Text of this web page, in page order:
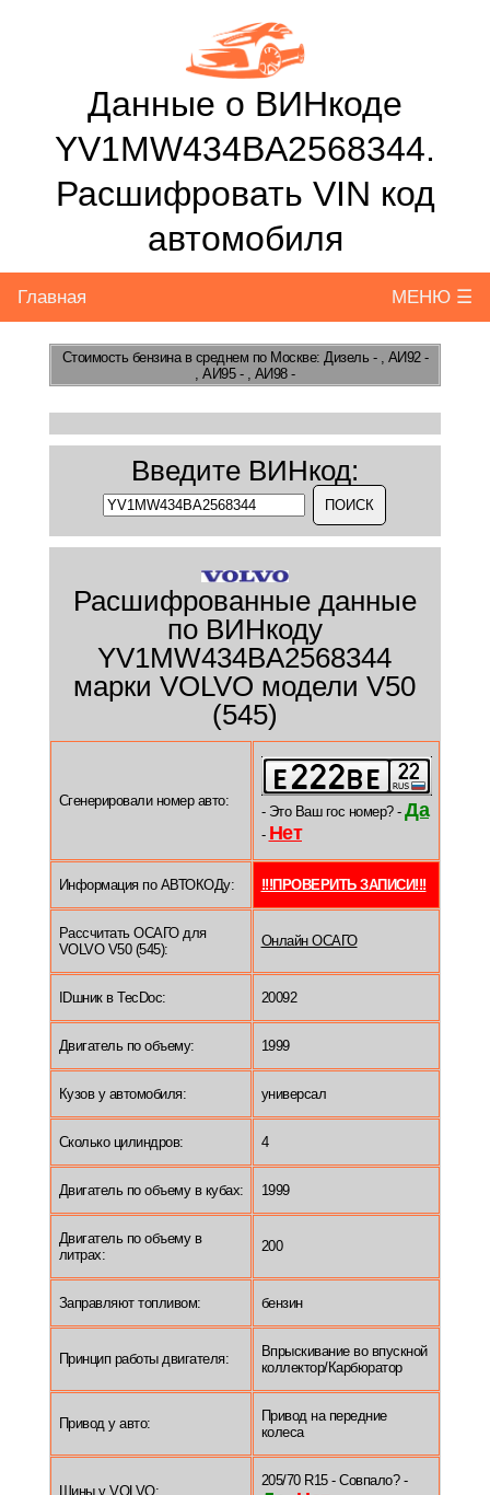
Данные о ВИНкоде
YV1MW434BA2568344.
Расшифровать VIN код
автомобиля
Главная МЕНЮ ☰
Стоимость бензинав среднем по Москве: Дизель - , АИ92 -
, АИ95 - , АИ98 -
Введите ВИНкод:
Расшифрованные данные
по ВИНкоду
YV1MW434BA2568344
марки VOLVO модели V50
(545)
Сгенерировали номер авто:
- Это Ваш гос номер? - Да
- Нет
Информация по АВТОКОДу: !!!ПРОВЕРИТЬ ЗАПИСИ!!!
Рассчитать ОСАГО для
VOLVO V50 (545):
Онлайн ОСАГО
IDшник в TecDoc: 20092
Двигатель по объему: 1999
Кузов у автомобиля: универсал
Сколько цилиндров: 4
Двигатель по объему в кубах: 1999
Двигатель по объему в
литрах:
200
Заправляют топливом: бензин
Принцип работы двигателя:
Впрыскивание во впускной
коллектор/Карбюратор
Привод у авто:
Привод на передние
колеса
Шины у VOLVO:
205/70 R15 - Совпало? -